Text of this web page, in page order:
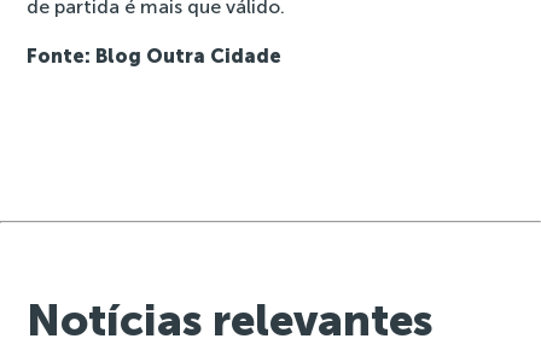
de partida é mais que válido.
Fonte: Blog Outra Cidade
Notícias relevantes